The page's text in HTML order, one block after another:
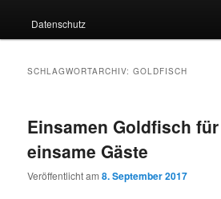
Datenschutz
SCHLAGWORTARCHIV:GOLDFISCH
Einsamen Goldfisch für
einsame Gäste
Veröffentlicht am8. September 2017